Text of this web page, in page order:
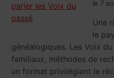
le 7
Une
le
généalogiques. Les Voix
familiaux, méthodes de
un format privilégiant le